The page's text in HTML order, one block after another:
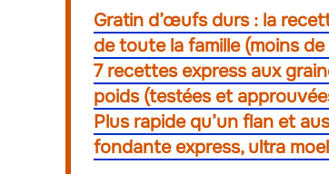
Gratin d’œufs durs : la
de toute la famille (moins
7 recettes express aux
poids (testées et
Plus rapide qu’un flan et
fondante express, ultra